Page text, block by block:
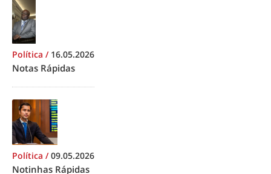
Política / 16.05.2026
Notas Rápidas
Política /09.05.2026
Notinhas Rápidas